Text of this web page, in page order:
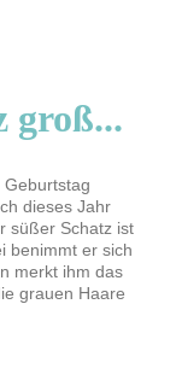
groß...
dieses Jahr
süßer Schatz ist
benimmt er sich
merkt ihm das
grauen Haare